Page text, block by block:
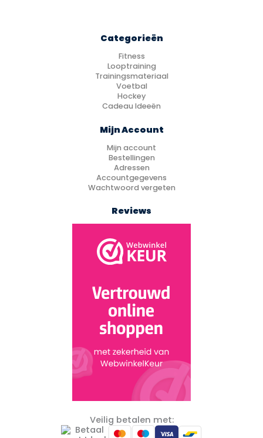
Categorieën
Fitness
Looptraining
Trainingsmateriaal
Voetbal
Hockey
Cadeau Ideeën
Mijn Account
Mijn account
Bestellingen
Adressen
Accountgegevens
Wachtwoord vergeten
Reviews
Veilig betalen met: